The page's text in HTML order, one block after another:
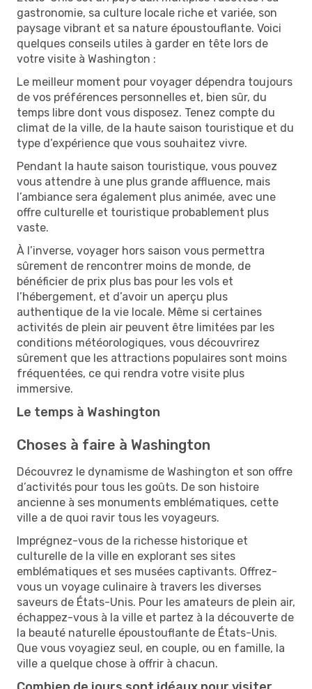
gastronomie, sa culture locale riche et variée, son
paysage vibrant et sa nature époustouflante. Voici
quelques conseils utiles à garder en tête lors de
votre visite à Washington :
Le meilleur moment pour voyager dépendra toujours
de vos préférences personnelles et, bien sûr, du
temps libre dont vous disposez. Tenez compte du
climat de la ville, de la haute saison touristique et du
type d’expérience que vous souhaitez vivre.
Pendant la haute saison touristique, vous pouvez
vous attendre à une plus grande affluence, mais
l’ambiance sera également plus animée, avec une
offre culturelle et touristique probablement plus
vaste.
À l’inverse, voyager hors saison vous permettra
sûrement de rencontrer moins de monde, de
bénéficier de prix plus bas pour les vols et
l’hébergement, et d’avoir un aperçu plus
authentique de la vie locale. Même si certaines
activités de plein air peuvent être limitées par les
conditions météorologiques, vous découvrirez
sûrement que les attractions populaires sont moins
fréquentées, ce qui rendra votre visite plus
immersive.
Le temps à Washington
Choses à faire à Washington
Découvrez le dynamisme de Washington et son offre
d’activités pour tous les goûts. De son histoire
ancienne à ses monuments emblématiques, cette
ville a de quoi ravir tous les voyageurs.
Imprégnez-vous de la richesse historique et
culturelle de la ville en explorant ses sites
emblématiques et ses musées captivants. Offrez-
vous un voyage culinaire à travers les diverses
saveurs de États-Unis. Pour les amateurs de plein air,
échappez-vous à la ville et partez à la découverte de
la beauté naturelle époustouflante de États-Unis.
Que vous voyagiez seul, en couple, ou en famille, la
ville a quelque chose à offrir à chacun.